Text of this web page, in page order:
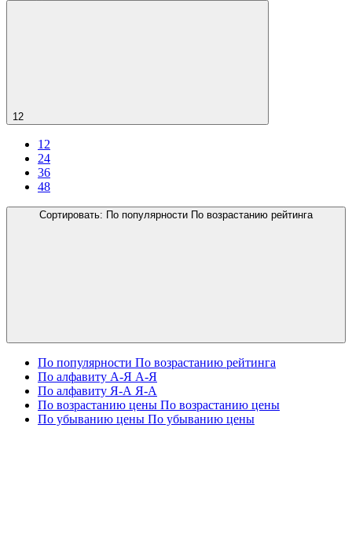
12
12
24
36
48
Сортировать: По популярности По возрастанию рейтинга
По популярности По возрастанию рейтинга
По алфавиту А-Я А-Я
По алфавиту Я-А Я-А
По возрастанию цены По возрастанию цены
По убыванию цены По убыванию цены